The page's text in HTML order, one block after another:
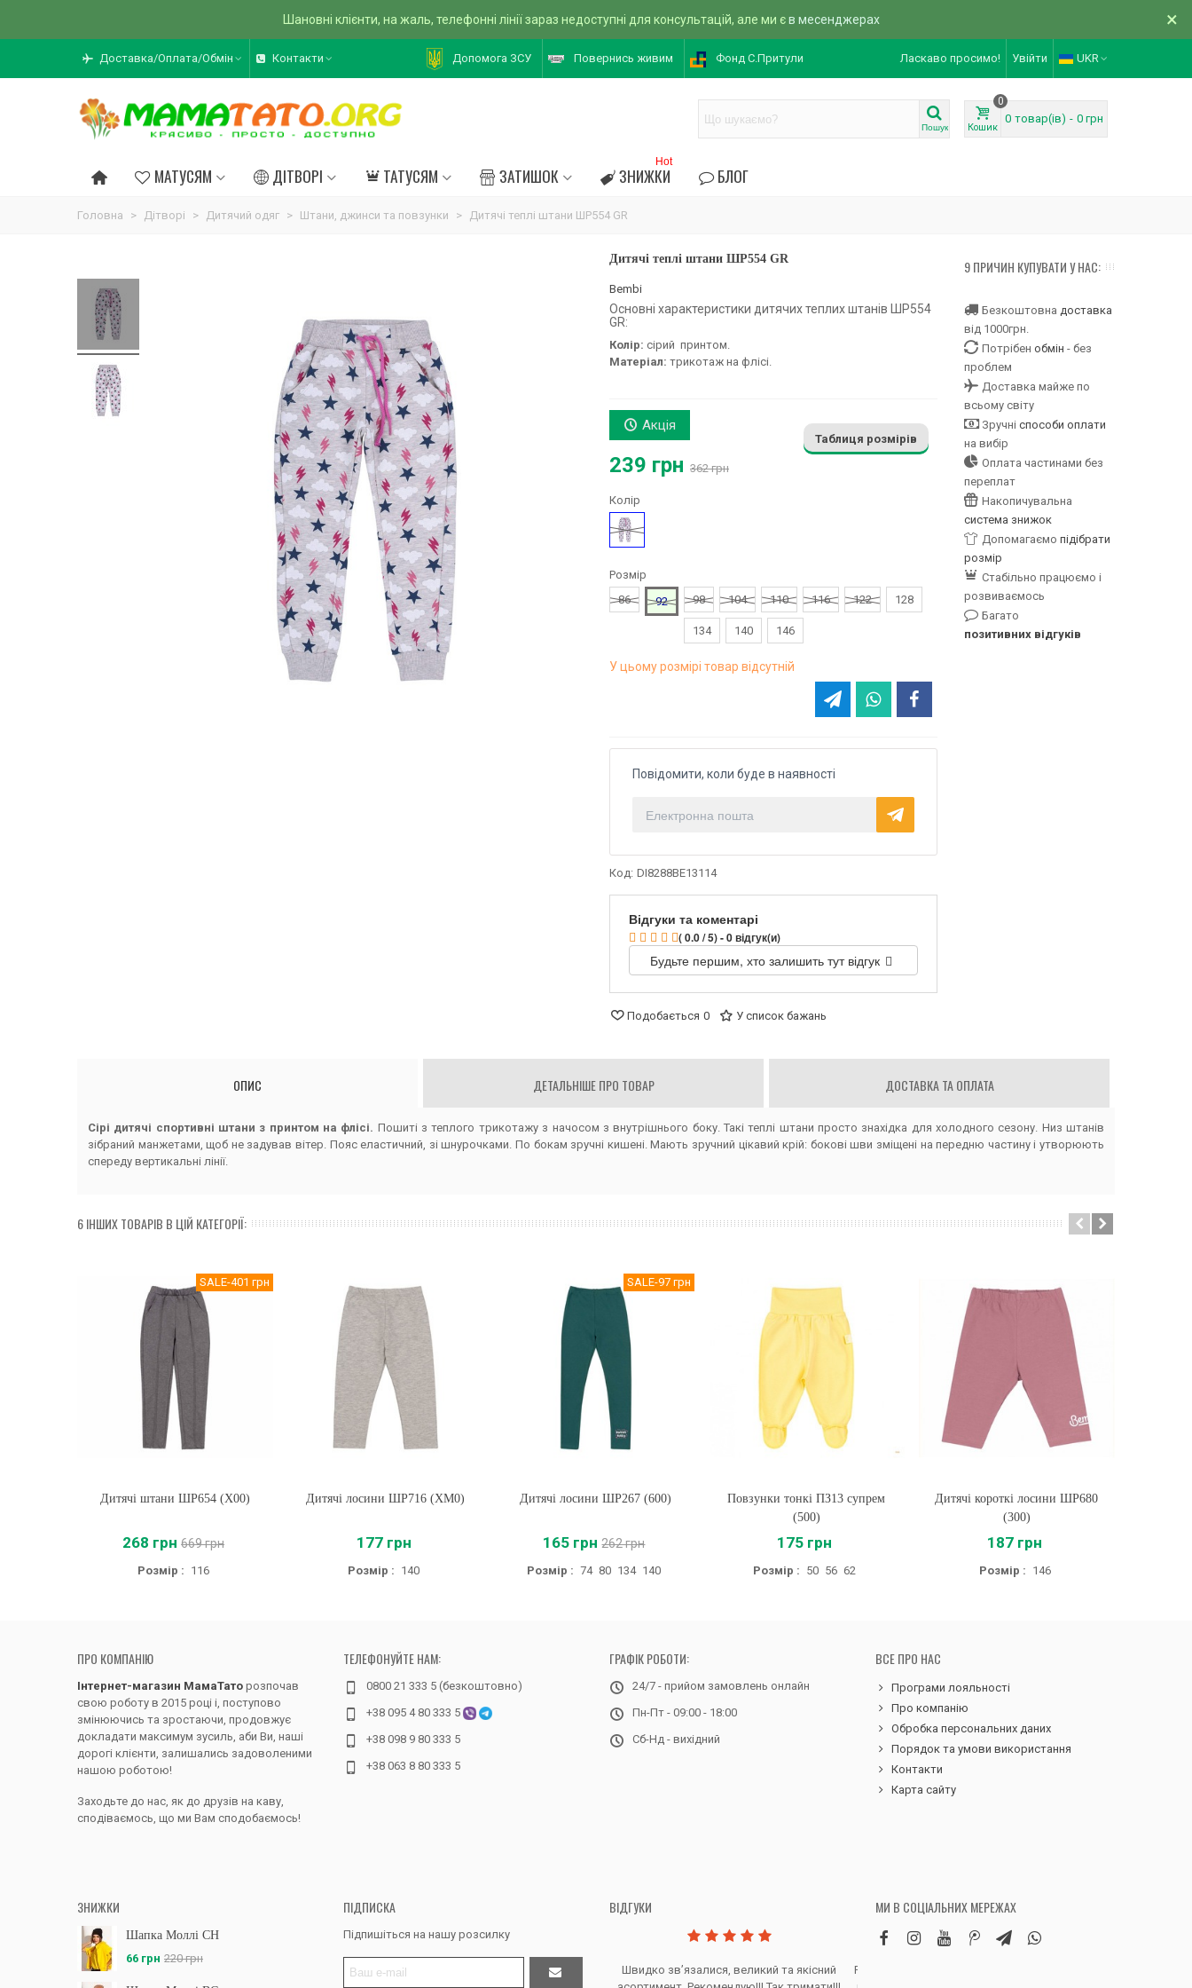
Шановні клієнти, на жаль, телефонні лінії зараз недоступні для консультацій, але ми єв месенджерах ×
Доставка/Оплата/Обмін Контакти Допомога ЗСУ Повернись живим Фонд С.Притули Ласкаво просимо! Увійти UKR
Пошук Кошик
0
0 товар(ів) - 0 грн
МАТУСЯМ ДІТВОРІ ТАТУСЯМ ЗАТИШОК ЗНИЖКИ
Hot
БЛОГ
Головна > Дітворі > Дитячий одяг > Штани, джинси та повзунки > Дитячі теплі штани ШР554 GR
Дитячі теплі штани ШР554 GR
Bembi
Основні характеристики дитячих теплих штанів ШР554
GR:
Колір: сірий принтом.
Матеріал: трикотаж на флісі.
Акція
239 грн 362 грн
Таблиця розмірів
Колір
Малюнок
Розмір
86
92 98 104 110 116 122 128
134 140 146
У цьому розмірі товар відсутній
Повідомити, коли буде в наявності
Код: DI8288BE13114
Відгуки та коментарі
( 0.0 / 5) - 0 відгук(и)
Будьте першим, хто залишить тут відгук
Подобається 0 У список бажань
9 ПРИЧИН КУПУВАТИ У НАС:
Безкоштовна доставка
від 1000грн.
Потрібен обмін - без
проблем
Доставка майже по
всьому світу
Зручні способи оплати
на вибір
Оплата частинами без
переплат
Накопичувальна
система знижок
Допомагаємо підібрати
розмір
Стабільно працюємо і
розвиваємось
Багато
позитивних відгуків
ОПИС ДЕТАЛЬНІШЕ ПРО ТОВАР ДОСТАВКА ТА ОПЛАТА
Сірі дитячі спортивні штани з принтом на флісі. Пошиті з теплого трикотажу з начосом з внутрішнього боку. Такі теплі штани просто знахідка для холодного сезону. Низ штанів
зібраний манжетами, щоб не задував вітер. Пояс еластичний, зі шнурочками. По бокам зручні кишені. Мають зручний цікавий крій: бокові шви зміщені на передню частину і утворюють
спереду вертикальні лінії.
6 ІНШИХ ТОВАРІВ В ЦІЙ КАТЕГОРІЇ:
SALE-401 грн
Купити
Дитячі штани ШР654 (X00)
268 грн 669 грн
Розмір : 116
Купити
Дитячі лосини ШР716 (XM0)
177 грн
Розмір : 140
SALE-97 грн
Купити
Дитячі лосини ШР267 (600)
165 грн 262 грн
Розмір : 74 80 134 140
Купити
Повзунки тонкі ПЗ13 супрем
(500)
175 грн
Розмір : 50 56 62
Купити
Дитячі короткі лосини ШР680
(300)
187 грн
Розмір : 146
ПРО КОМПАНІЮ
Інтернет-магазин МамаТато розпочав
свою роботу в 2015 році і, поступово
змінюючись та зростаючи, продовжує
докладати максимум зусиль, аби Ви, наші
дорогі клієнти, залишались задоволеними
нашою роботою!
Заходьте до нас, як до друзів на каву,
сподіваємось, що ми Вам сподобаємось!
ТЕЛЕФОНУЙТЕ НАМ:
0800 21 333 5 (безкоштовно)
+38 095 4 80 333 5
+38 098 9 80 333 5
+38 063 8 80 333 5
ГРАФІК РОБОТИ:
24/7 - прийом замовлень онлайн
Пн-Пт - 09:00 - 18:00
Сб-Нд - вихідний
ВСЕ ПРО НАС
Програми лояльності
Про компанію
Обробка персональних даних
Порядок та умови використання
Контакти
Карта сайту
ЗНИЖКИ
Шапка Моллі CH
66 грн 220 грн
ПІДПИСКА
Підпишіться на нашу розсилку
ВІДГУКИ
Дякую за все, продавець супер.
Швидко звʼязалися, великий та якісний
Робила замовлення дитячих вельветових
МИ В СОЦІАЛЬНИХ МЕРЕЖАХ